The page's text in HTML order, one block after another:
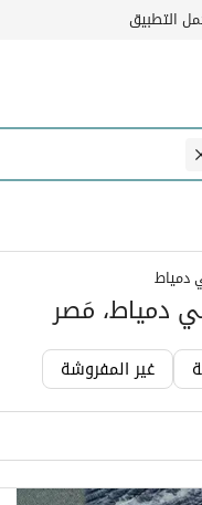
التطبيق
دمياط
دمياط، مَصر
غير المفروشة